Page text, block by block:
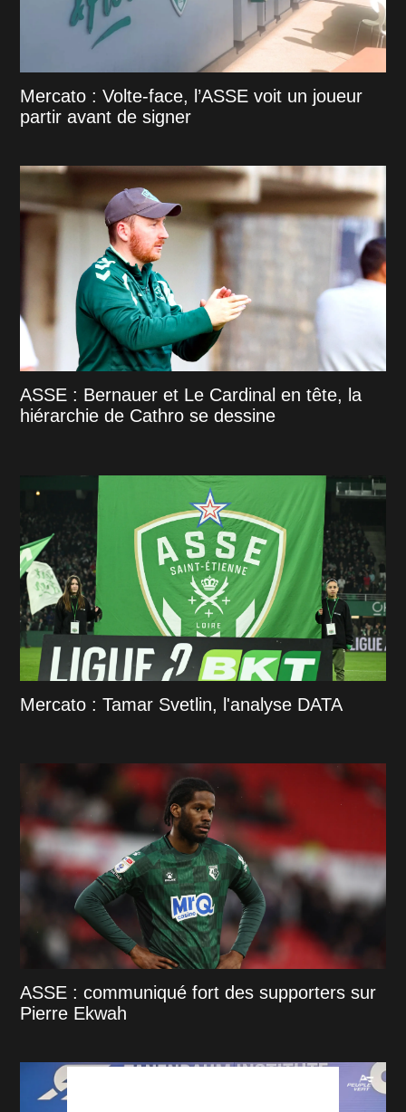
Mercato : Volte-face, l’ASSE voit un joueur
partir avant de signer
ASSE : Bernauer et Le Cardinal en tête, la
hiérarchie de Cathro se dessine
Mercato : Tamar Svetlin, l'analyse DATA
ASSE : communiqué fort des supporters sur
Pierre Ekwah